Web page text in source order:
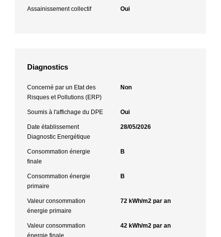
Assainissement collectif Oui
Diagnostics
Concerné par un Etat des
Risques et Pollutions (ERP)
Non
Soumis à l'affichage du DPE Oui
Date établissement
Diagnostic Energétique
28/05/2026
Consommation énergie
finale
B
Consommation énergie
primaire
B
Valeur consommation
énergie primaire
72 kWh/m2 par an
Valeur consommation
énergie finale
42 kWh/m2 par an